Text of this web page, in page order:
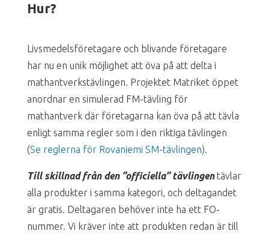
Hur?
Livsmedelsföretagare och blivande företagare
har nu en unik möjlighet att öva på att delta i
mathantverkstävlingen. Projektet Matriket öppet
anordnar en simulerad FM-tävling för
mathantverk där företagarna kan öva på att tävla
enligt samma regler som i den riktiga tävlingen
(Se reglerna för Rovaniemi SM-tävlingen).
Till skillnad från den ”officiella” tävlingentävlar
alla produkter i samma kategori, och deltagandet
är gratis. Deltagaren behöver inte ha ett FO-
nummer. Vi kräver inte att produkten redan är till